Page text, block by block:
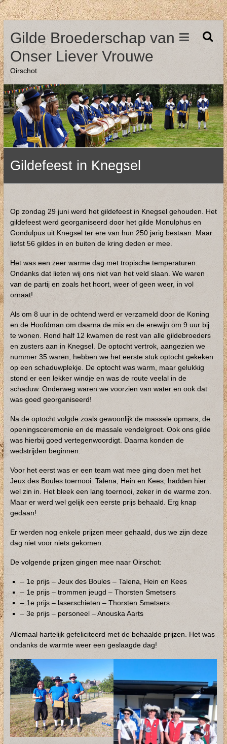
Ga
naar
de
inhoud
Gilde Broederschap van
Onser Liever Vrouwe
Oirschot
Gildefeest in Knegsel
Op zondag 29 juni werd het gildefeest in Knegsel gehouden. Het
gildefeest werd georganiseerd door het gilde Monulphus en
Gondulpus uit Knegsel ter ere van hun 250 jarig bestaan. Maar
liefst 56 gildes in en buiten de kring deden er mee.
Het was een zeer warme dag met tropische temperaturen.
Ondanks dat lieten wij ons niet van het veld slaan. We waren
van de partij en zoals het hoort, weer of geen weer, in vol
ornaat!
Als om 8 uur in de ochtend werd er verzameld door de Koning
en de Hoofdman om daarna de mis en de erewijn om 9 uur bij
te wonen. Rond half 12 kwamen de rest van alle gildebroeders
en zusters aan in Knegsel. De optocht vertrok, aangezien we
nummer 35 waren, hebben we het eerste stuk optocht gekeken
op een schaduwplekje. De optocht was warm, maar gelukkig
stond er een lekker windje en was de route veelal in de
schaduw. Onderweg waren we voorzien van water en ook dat
was goed georganiseerd!
Na de optocht volgde zoals gewoonlijk de massale opmars, de
openingsceremonie en de massale vendelgroet. Ook ons gilde
was hierbij goed vertegenwoordigt. Daarna konden de
wedstrijden beginnen.
Voor het eerst was er een team wat mee ging doen met het
Jeux des Boules toernooi. Talena, Hein en Kees, hadden hier
wel zin in. Het bleek een lang toernooi, zeker in de warme zon.
Maar er werd wel gelijk een eerste prijs behaald. Erg knap
gedaan!
Er werden nog enkele prijzen meer gehaald, dus we zijn deze
dag niet voor niets gekomen.
De volgende prijzen gingen mee naar Oirschot:
– 1e prijs – Jeux des Boules – Talena, Hein en Kees
– 1e prijs – trommen jeugd – Thorsten Smetsers
– 1e prijs – laserschieten – Thorsten Smetsers
– 3e prijs – personeel – Anouska Aarts
Allemaal hartelijk gefeliciteerd met de behaalde prijzen. Het was
ondanks de warmte weer een geslaagde dag!